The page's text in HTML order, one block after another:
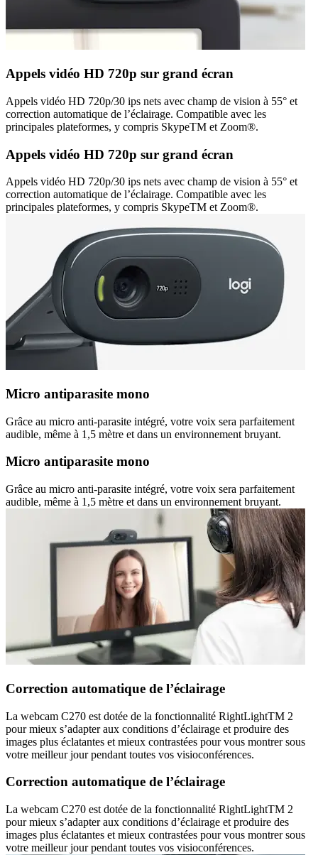
Appels vidéo HD 720p sur grand écran
Appels vidéo HD 720p/30 ips nets avec champ de vision à 55° et
correction automatique de l’éclairage. Compatible avec les
principales plateformes, y compris SkypeTM et Zoom®.
Appels vidéo HD 720p sur grand écran
Appels vidéo HD 720p/30 ips nets avec champ de vision à 55° et
correction automatique de l’éclairage. Compatible avec les
principales plateformes, y compris SkypeTM et Zoom®.
Micro antiparasite mono
Grâce au micro anti-parasite intégré, votre voix sera parfaitement
audible, même à 1,5 mètre et dans un environnement bruyant.
Micro antiparasite mono
Grâce au micro anti-parasite intégré, votre voix sera parfaitement
audible, même à 1,5 mètre et dans un environnement bruyant.
Correction automatique de l’éclairage
La webcam C270 est dotée de la fonctionnalité RightLightTM 2
pour mieux s’adapter aux conditions d’éclairage et produire des
images plus éclatantes et mieux contrastées pour vous montrer sous
votre meilleur jour pendant toutes vos visioconférences.
Correction automatique de l’éclairage
La webcam C270 est dotée de la fonctionnalité RightLightTM 2
pour mieux s’adapter aux conditions d’éclairage et produire des
images plus éclatantes et mieux contrastées pour vous montrer sous
votre meilleur jour pendant toutes vos visioconférences.